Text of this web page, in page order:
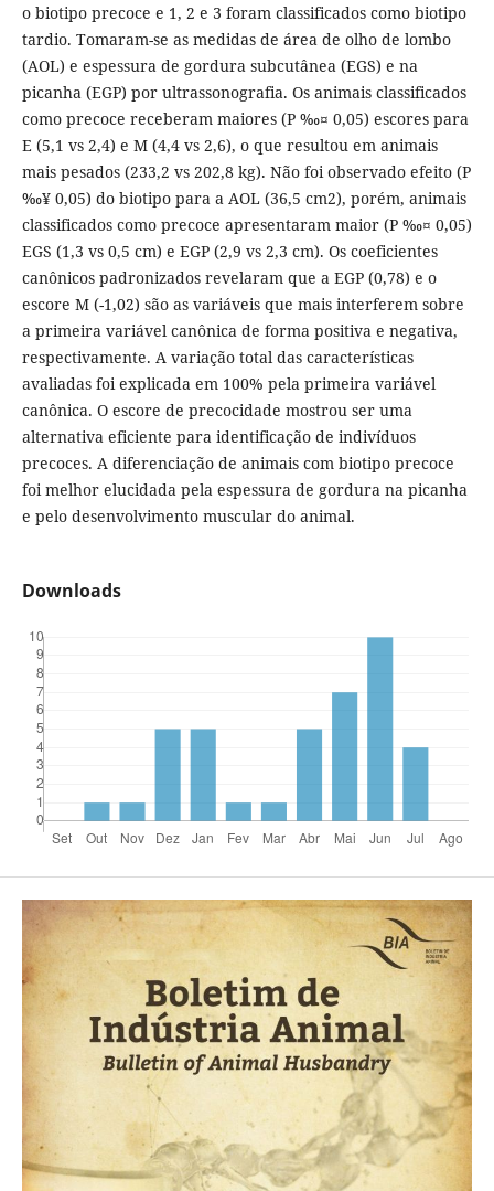
o biotipo precoce e 1, 2 e 3 foram classificados como biotipo
tardio. Tomaram-se as medidas de área de olho de lombo
(AOL) e espessura de gordura subcutânea (EGS) e na
picanha (EGP) por ultrassonografia. Os animais classificados
como precoce receberam maiores (P ‰¤ 0,05) escores para
E (5,1 vs 2,4) e M (4,4 vs 2,6), o que resultou em animais
mais pesados (233,2 vs 202,8 kg). Não foi observado efeito (P
‰¥ 0,05) do biotipo para a AOL (36,5 cm2), porém, animais
classificados como precoce apresentaram maior (P ‰¤ 0,05)
EGS (1,3 vs 0,5 cm) e EGP (2,9 vs 2,3 cm). Os coeficientes
canônicos padronizados revelaram que a EGP (0,78) e o
escore M (-1,02) são as variáveis que mais interferem sobre
a primeira variável canônica de forma positiva e negativa,
respectivamente. A variação total das características
avaliadas foi explicada em 100% pela primeira variável
canônica. O escore de precocidade mostrou ser uma
alternativa eficiente para identificação de indivíduos
precoces. A diferenciação de animais com biotipo precoce
foi melhor elucidada pela espessura de gordura na picanha
e pelo desenvolvimento muscular do animal.
Downloads